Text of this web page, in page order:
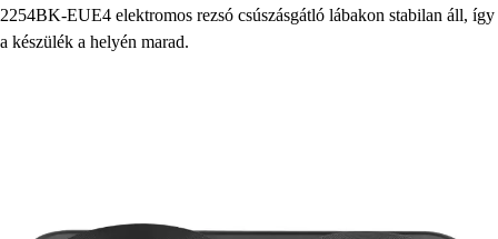
2254BK-EUE4 elektromos rezsó csúszásgátló lábakon stabilan áll, így
a készülék a helyén marad.